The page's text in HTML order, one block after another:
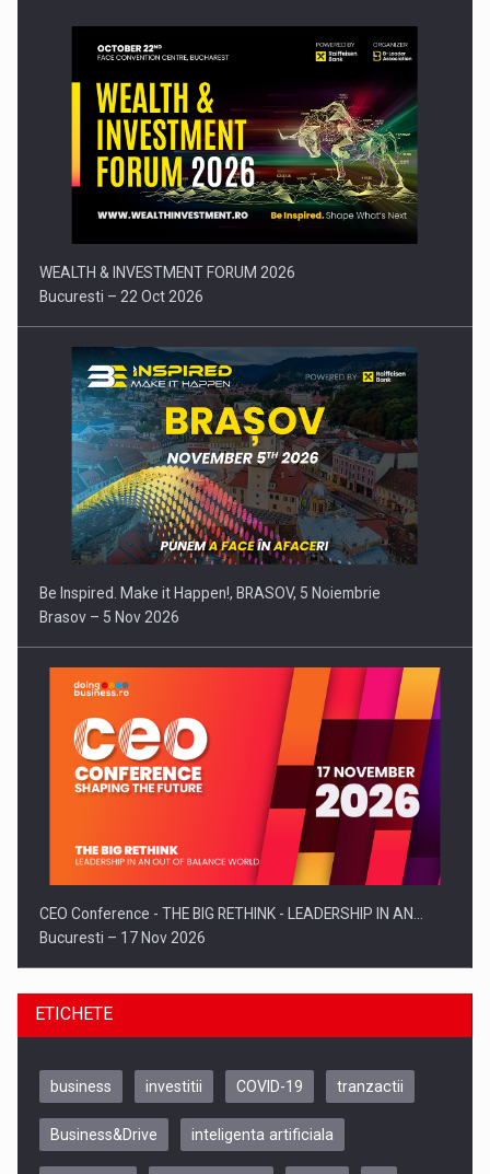
Comunicat de presa: Joburile part-time reincep sa intre pe…
WEALTH & INVESTMENT FORUM 2026
Bucuresti – 22 Oct 2026
Be Inspired. Make it Happen!, BRASOV, 5 Noiembrie
Brasov – 5 Nov 2026
CEO Conference - THE BIG RETHINK - LEADERSHIP IN AN…
Bucuresti – 17 Nov 2026
ETICHETE
business investitii COVID-19 tranzactii
Business&Drive inteligenta artificiala